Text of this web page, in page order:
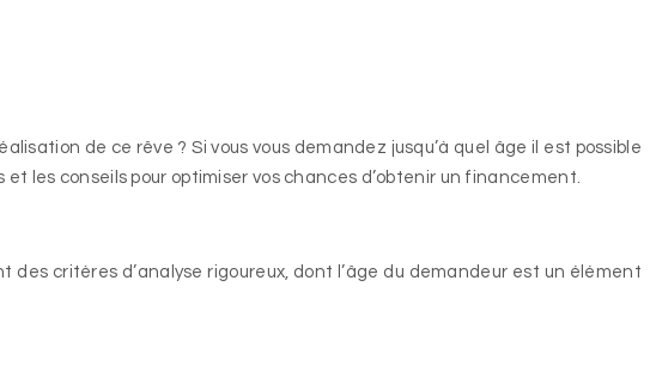
de ce rêve ? Si vous vous demandez jusqu’à quel âge il est possible
les conseils pour optimiser vos chances d’obtenir un financement.
des critères d’analyse rigoureux, dont l’âge du demandeur est un élément